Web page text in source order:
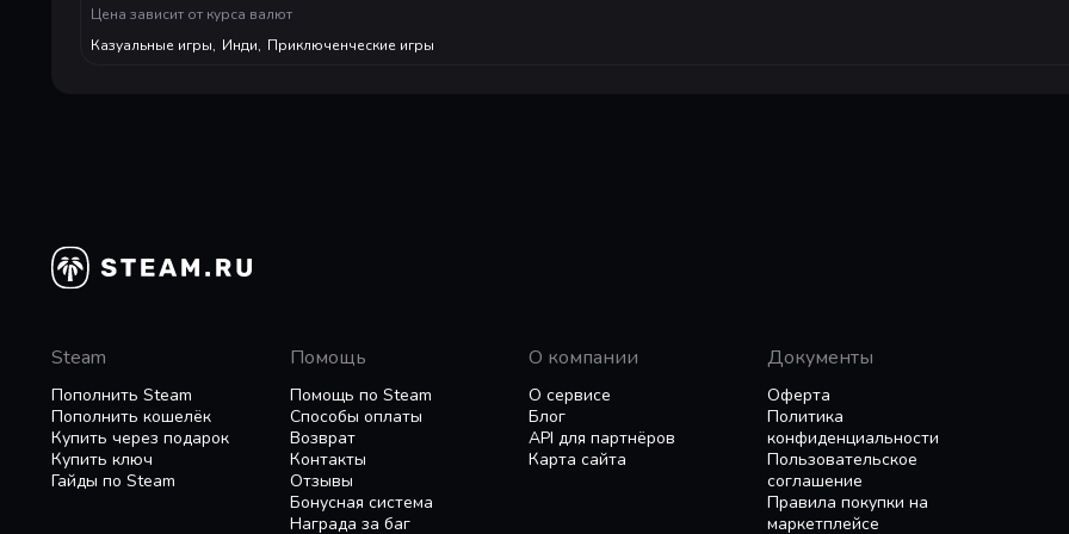
Цена зависит от курса валют
Казуальные игры, Инди, Приключенческие игры
Steam
Пополнить Steam
Пополнить кошелёк
Купить через подарок
Купить ключ
Гайды по Steam
Помощь
Помощь по Steam
Способы оплаты
Возврат
Контакты
Отзывы
Бонусная система
Награда за баг
О компании
О сервисе
Блог
API для партнёров
Карта сайта
Документы
Оферта
Политика
конфиденциальности
Пользовательское
соглашение
Правила покупки на
маркетплейсе